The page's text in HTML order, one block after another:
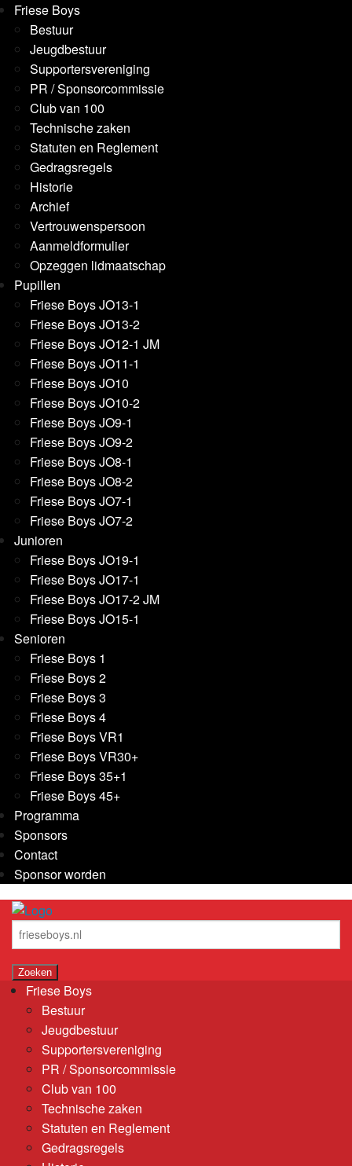
Friese Boys
Bestuur
Jeugdbestuur
Supportersvereniging
PR / Sponsorcommissie
Club van 100
Technische zaken
Statuten en Reglement
Gedragsregels
Historie
Archief
Vertrouwenspersoon
Aanmeldformulier
Opzeggen lidmaatschap
Pupillen
Friese Boys JO13-1
Friese Boys JO13-2
Friese Boys JO12-1 JM
Friese Boys JO11-1
Friese Boys JO10
Friese Boys JO10-2
Friese Boys JO9-1
Friese Boys JO9-2
Friese Boys JO8-1
Friese Boys JO8-2
Friese Boys JO7-1
Friese Boys JO7-2
Junioren
Friese Boys JO19-1
Friese Boys JO17-1
Friese Boys JO17-2 JM
Friese Boys JO15-1
Senioren
Friese Boys 1
Friese Boys 2
Friese Boys 3
Friese Boys 4
Friese Boys VR1
Friese Boys VR30+
Friese Boys 35+1
Friese Boys 45+
Programma
Sponsors
Contact
Sponsor worden
Friese Boys
Bestuur
Jeugdbestuur
Supportersvereniging
PR / Sponsorcommissie
Club van 100
Technische zaken
Statuten en Reglement
Gedragsregels